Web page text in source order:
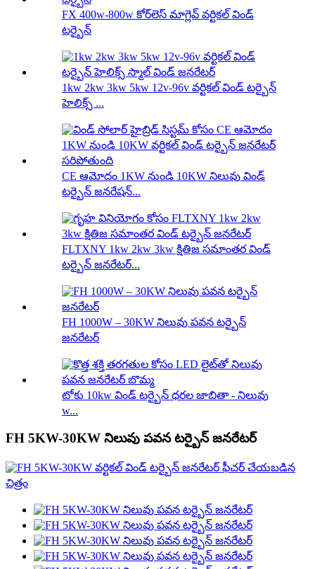
FX 400w-800w కోర్‌లెస్ మాగ్లెవ్ వర్టికల్ విండ్
టర్బైన్
1kw 2kw 3kw 5kw 12v-96v వర్టికల్ విండ్ టర్బైన్
హెలిక్స్ ...
CE ఆమోదం 1KW నుండి 10KW నిలువు విండ్
టర్బైన్ జనరేషన్...
FLTXNY 1kw 2kw 3kw క్షితిజ సమాంతర విండ్
టర్బైన్ జనరేటర్...
FH 1000W – 30KW నిలువు పవన టర్బైన్
జనరేటర్
టోకు 10kw విండ్ టర్బైన్ ధరల జాబితా - నిలువు
w...
FH 5KW-30KW నిలువు పవన టర్బైన్ జనరేటర్